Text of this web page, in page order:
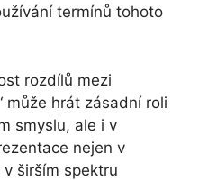
termínů tohoto
rozdílů mezi
může hrát zásadní roli
smyslu, ale i v
nejen v
širším spektru